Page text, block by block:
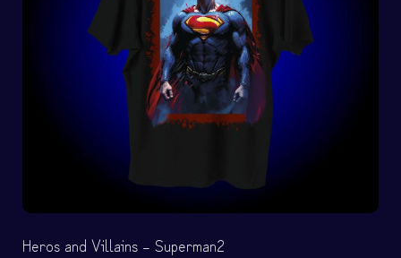
Heros and Villains – Superman2